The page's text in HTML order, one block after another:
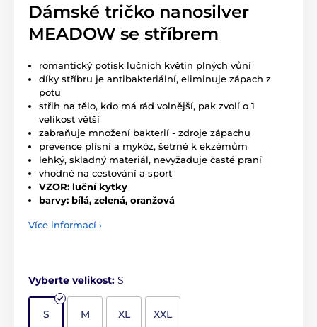
Dámské tričko nanosilver
MEADOW se stříbrem
romantický potisk lučních květin plných vůní
díky stříbru je antibakteriální, eliminuje zápach z
potu
střih na tělo, kdo má rád volnější, pak zvolí o 1
velikost větší
zabraňuje množení bakterií - zdroje zápachu
prevence plísní a mykóz, šetrné k ekzémům
lehký, skladný materiál, nevyžaduje časté praní
vhodné na cestování a sport
VZOR: luční kytky
barvy: bílá, zelená, oranžová
Více informací ›
Vyberte velikost: S
S M XL XXL